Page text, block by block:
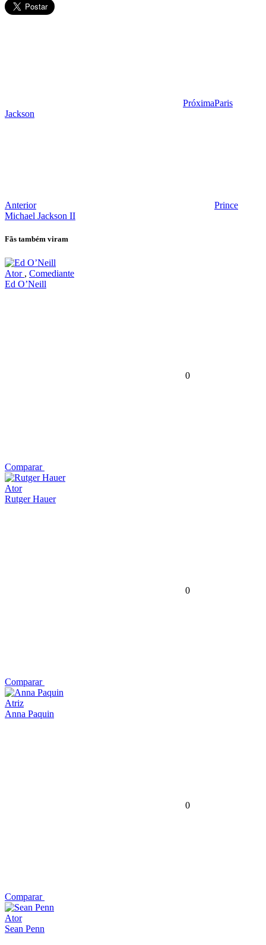
PróximaParis
Jackson
Anterior
Prince
Michael Jackson II
Fãs também viram
Ator , Comediante
Ed O’Neill
0
Comparar
Ator
Rutger Hauer
0
Comparar
Atriz
Anna Paquin
0
Comparar
Ator
Sean Penn